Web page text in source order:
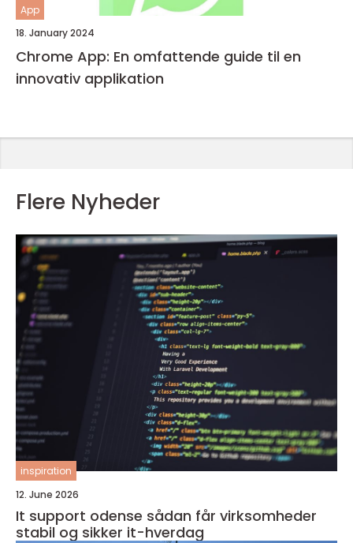
App
18. January 2024
Chrome App: En omfattende guide til en
innovativ applikation
Flere Nyheder
inspiration
12. June 2026
It support odense sådan får virksomheder
stabil og sikker it-hverdag